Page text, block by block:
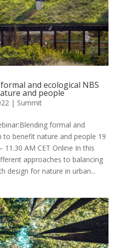
and ecological NBS
and people
| Summit
formal and
to benefit nature and people 19
11.30 AM CET Online In this
approaches to balancing
design for nature in urban...